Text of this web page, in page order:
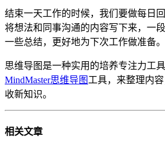
结束一天工作的时候，我们要做每日
将想法和同事沟通的内容写下来，一
一些总结，更好地为下次工作做准备。
思维导图是一种实用的培养专注力工
MindMaster思维导图 工具，来整理内
收新知识。
相关文章